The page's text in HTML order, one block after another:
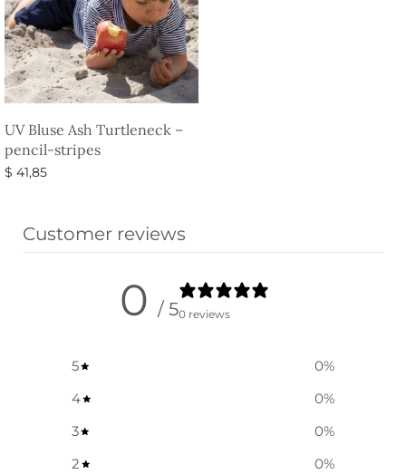
UV Bluse Ash Turtleneck –
pencil-stripes
$ 41,85
Customer reviews
0 / 50 reviews
5 0%
4
0%
3
0%
2
0%